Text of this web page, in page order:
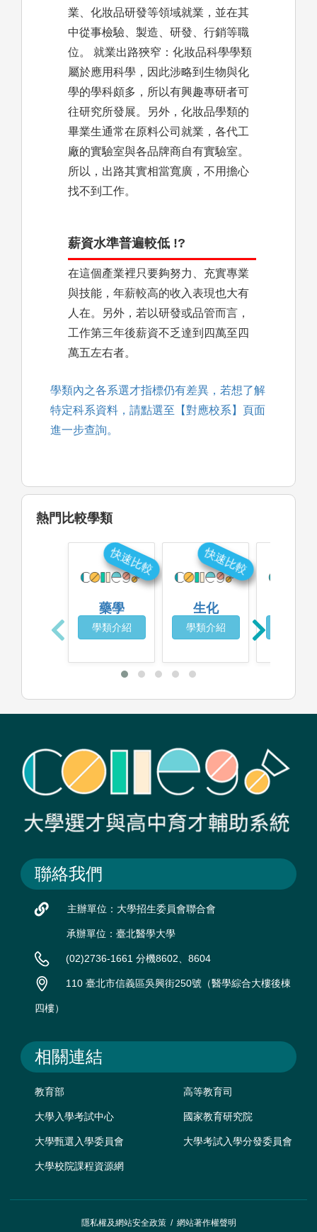
業、化妝品研發等領域就業，並在其
中從事檢驗、製造、研發、行銷等職
位。 就業出路狹窄：化妝品科學學類
屬於應用科學，因此涉略到生物與化
學的學科頗多，所以有興趣專研者可
往研究所發展。另外，化妝品學類的
畢業生通常在原料公司就業，各代工
廠的實驗室與各品牌商自有實驗室。
所以，出路其實相當寬廣，不用擔心
找不到工作。
薪資水準普遍較低 !?
在這個產業裡只要夠努力、充實專業
與技能，年薪較高的收入表現也大有
人在。另外，若以研發或品管而言，
工作第三年後薪資不乏達到四萬至四
萬五左右者。
學類內之各系選才指標仍有差異，若想了解
特定科系資料，請點選至【對應校系】頁面
進一步查詢。
熱門比較學類
藥學
學類介紹
快速比較
生化
學類介紹
快速比較
聯絡我們
主辦單位：大學招生委員會聯合會
承辦單位：臺北醫學大學
(02)2736-1661 分機8602、8604
110 臺北市信義區吳興街250號（醫學綜合大樓後棟
四樓）
相關連結
教育部 高等教育司
大學入學考試中心 國家教育研究院
大學甄選入學委員會 大學考試入學分發委員會
大學校院課程資源網
隱私權及網站安全政策/ 網站著作權聲明